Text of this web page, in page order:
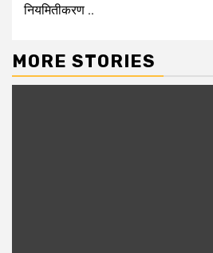
नियमितीकरण ..
MORE STORIES